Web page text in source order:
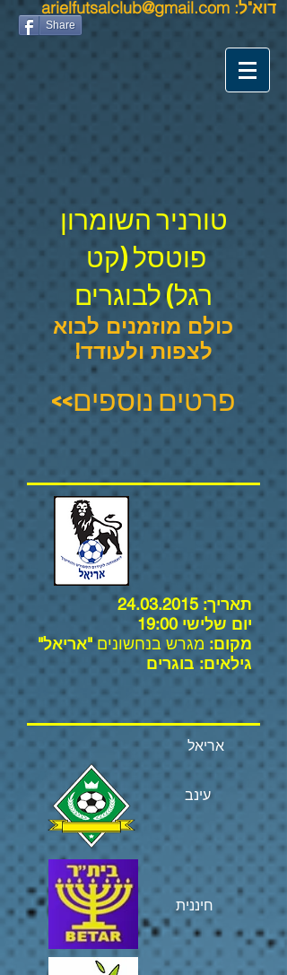
Share
דוא"ל:arielfutsalclub@gmail.com
טורנירהשומרון
רגל) לבוגרים
כולם מוזמנים לבוא
לצפות ולעודד!
פרטים נוספים>>
תאריך:24.03.2015
יום שלישי 19:00
מקום: מגרש בנחשונים"אריאל"
גילאים: בוגרים
אריאל
עינב
חיננית